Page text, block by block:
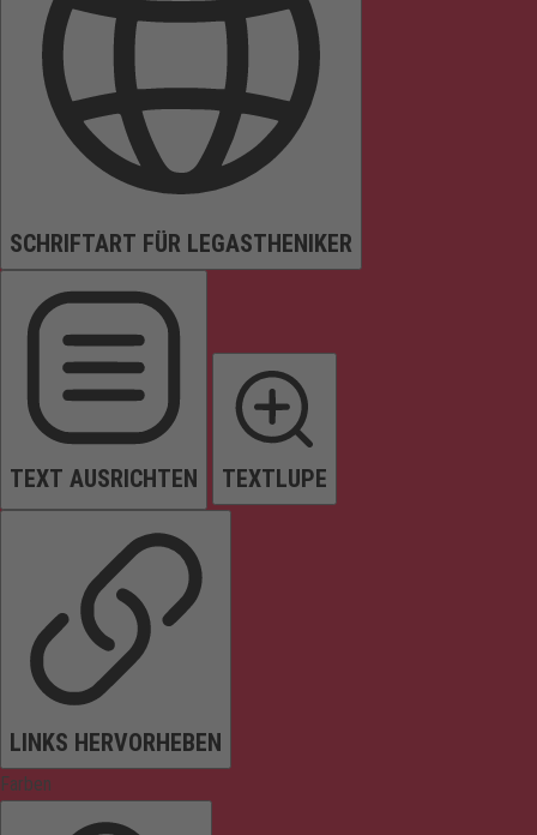
SCHRIFTART FÜR LEGASTHENIKER
TEXT AUSRICHTEN TEXTLUPE
LINKS HERVORHEBEN
Farben